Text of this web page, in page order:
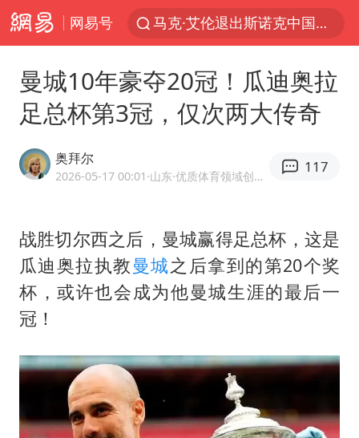
网易号
日本发布排名：“中国第一，美日德韩英法居后”
情侣平潭拍日出坠崖1死1伤
大V：马科斯把路走绝了
陈思诚零点晒照为佟丽娅庆生
夏日经济乘“热”而上 消费市场向“新”而行
宇树王兴兴被问了360多个问题
台当局重金为“台独”织“皇帝新衣”
曼城10年豪夺20冠！瓜迪奥拉
足总杯第3冠，仅次两大传奇
奥拜尔
2026-05-17 00:01 ·山东 ·优质体育领域创作者
117
战胜切尔西之后，曼城赢得足总杯，这是
瓜迪奥拉执教曼城之后拿到的第20个奖
杯，或许也会成为他曼城生涯的最后一
冠！